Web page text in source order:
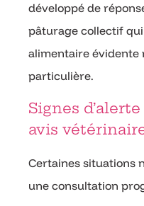
développé de
pâturage collectif
alimentaire évidente
particulière.
Signes
avis
Certaines situations
une consultation